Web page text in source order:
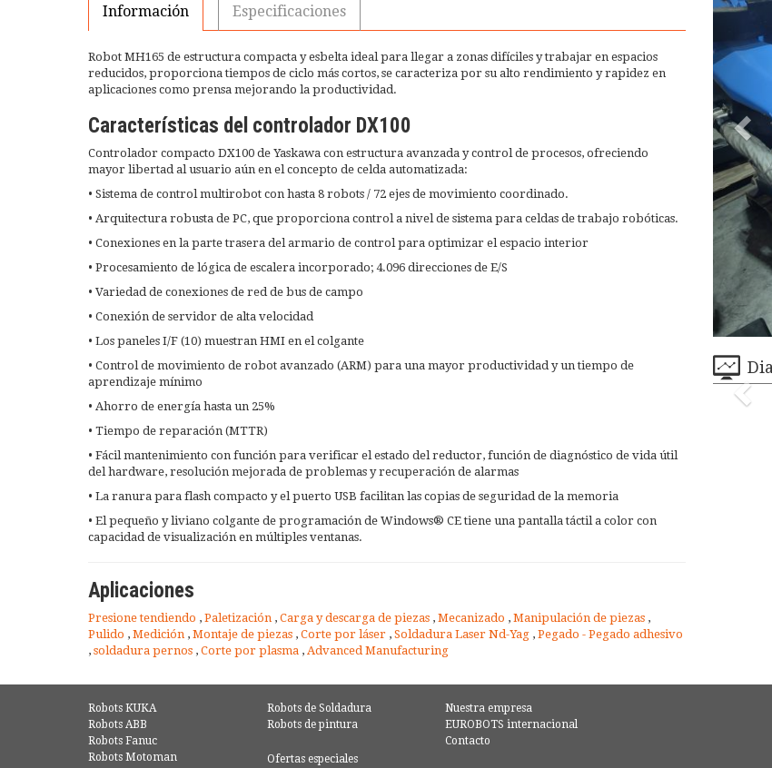
Información Especificaciones
Robot MH165 de estructura compacta y esbelta ideal para llegar a zonas difíciles y trabajar en espacios
reducidos, proporciona tiempos de ciclo más cortos, se caracteriza por su alto rendimiento y rapidez en
aplicaciones como prensa mejorando la productividad.
Características del controlador DX100
Controlador compacto DX100 de Yaskawa con estructura avanzada y control de procesos, ofreciendo
mayor libertad al usuario aún en el concepto de celda automatizada:
• Sistema de control multirobot con hasta 8 robots / 72 ejes de movimiento coordinado.
• Arquitectura robusta de PC, que proporciona control a nivel de sistema para celdas de trabajo robóticas.
• Conexiones en la parte trasera del armario de control para optimizar el espacio interior
• Procesamiento de lógica de escalera incorporado; 4.096 direcciones de E/S
• Variedad de conexiones de red de bus de campo
• Conexión de servidor de alta velocidad
• Los paneles I/F (10) muestran HMI en el colgante
• Control de movimiento de robot avanzado (ARM) para una mayor productividad y un tiempo de
aprendizaje mínimo
• Ahorro de energía hasta un 25%
• Tiempo de reparación (MTTR)
• Fácil mantenimiento con función para verificar el estado del reductor, función de diagnóstico de vida útil
del hardware, resolución mejorada de problemas y recuperación de alarmas
• La ranura para flash compacto y el puerto USB facilitan las copias de seguridad de la memoria
• El pequeño y liviano colgante de programación de Windows® CE tiene una pantalla táctil a color con
capacidad de visualización en múltiples ventanas.
Aplicaciones
Presione tendiendo , Paletización , Carga y descarga de piezas , Mecanizado , Manipulación de piezas ,
Pulido , Medición , Montaje de piezas , Corte por láser , Soldadura Laser Nd-Yag , Pegado - Pegado adhesivo
, soldadura pernos , Corte por plasma , Advanced Manufacturing
Robots KUKA
Robots ABB
Robots Fanuc
Robots Motoman
Robots de Soldadura
Robots de pintura
Ofertas especiales
Nuestra empresa
EUROBOTS internacional
Contacto